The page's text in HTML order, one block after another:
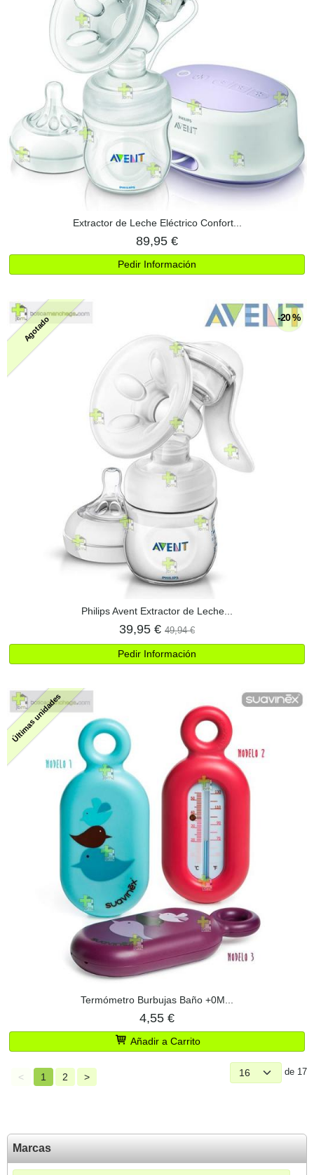
Marcas
Extractor de Leche Eléctrico Confort...
89,95 €
Pedir Información
Agotado -20 %
Philips Avent Extractor de Leche...
39,95 € 49,94 €
Pedir Información
Últimas unidades
Termómetro Burbujas Baño +0M...
4,55 €
Añadir a Carrito
< 1 2 > de 17